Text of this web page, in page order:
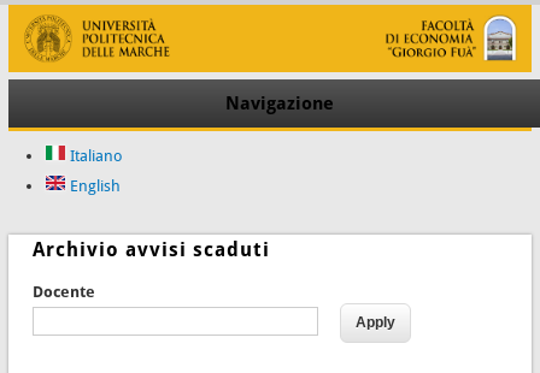
Navigazione
Italiano
English
Archivio avvisi scaduti
Docente